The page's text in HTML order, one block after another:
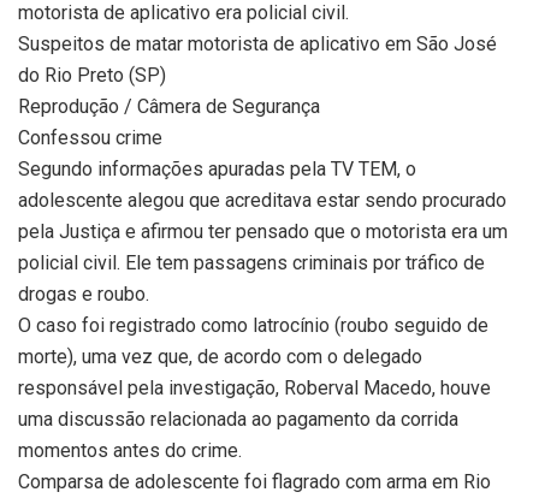
motorista de aplicativo era policial civil.
Suspeitos de matar motorista de aplicativo em São José
do Rio Preto (SP)
Reprodução / Câmera de Segurança
Confessou crime
Segundo informações apuradas pela TV TEM, o
adolescente alegou que acreditava estar sendo procurado
pela Justiça e afirmou ter pensado que o motorista era um
policial civil. Ele tem passagens criminais por tráfico de
drogas e roubo.
O caso foi registrado como latrocínio (roubo seguido de
morte), uma vez que, de acordo com o delegado
responsável pela investigação, Roberval Macedo, houve
uma discussão relacionada ao pagamento da corrida
momentos antes do crime.
Comparsa de adolescente foi flagrado com arma em Rio